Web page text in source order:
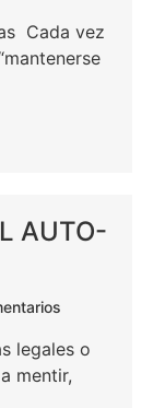
Cada vez
AUTO-
legales o
mentir,